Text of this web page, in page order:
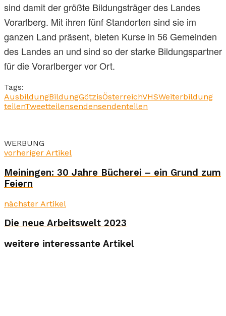
sind damit der größte Bildungsträger des Landes
Vorarlberg. Mit ihren fünf Standorten sind sie im
ganzen Land präsent, bieten Kurse in 56 Gemeinden
des Landes an und sind so der starke Bildungspartner
für die Vorarlberger vor Ort.
Tags:
AusbildungBildungGötzisÖsterreichVHSWeiterbildung
teilenTweetteilensendensendenteilen
WERBUNG
vorheriger Artikel
Meiningen: 30 Jahre Bücherei – ein Grund zum
Feiern
nächster Artikel
Die neue Arbeitswelt 2023
weitere interessante Artikel